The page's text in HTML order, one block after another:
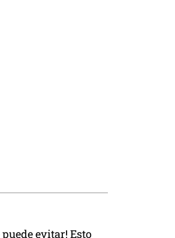
puede evitar! Esto